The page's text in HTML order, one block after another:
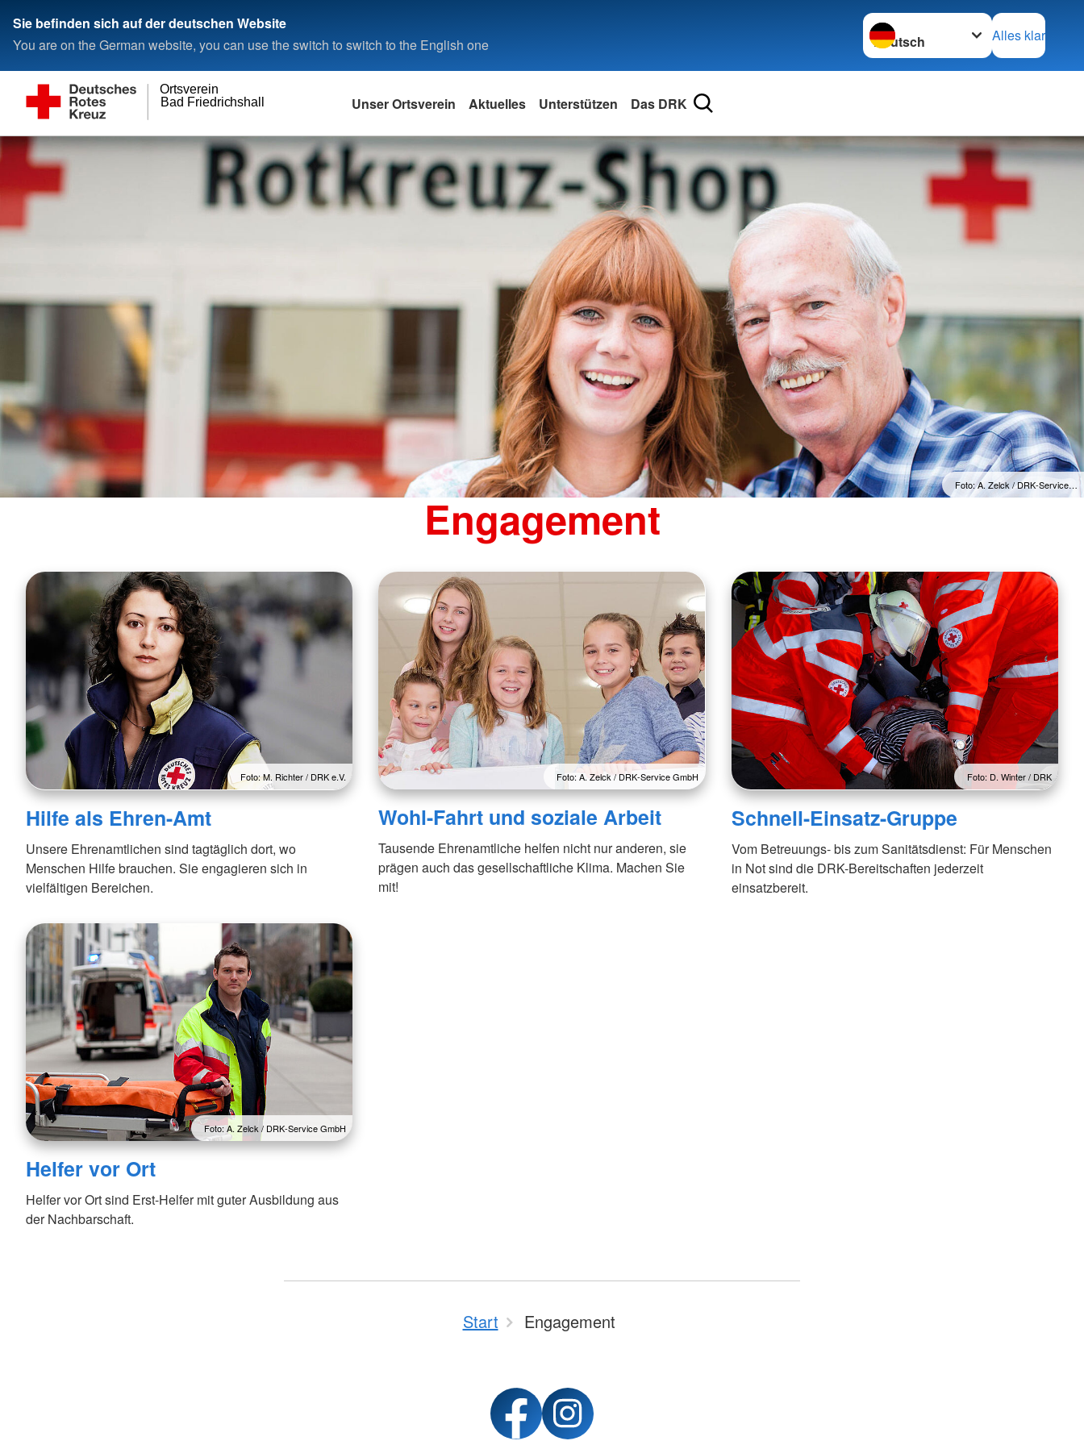
Sie befinden sich auf der deutschen Website
You are on the German website, you can use the switch to switch to the English one
Sprache wechseln zu
Alles klar
Bad Friedrichshall
Ortsverein
Unser Ortsverein Aktuelles Unterstützen Das DRK
Foto: A. Zelck / DRK-Service…
Engagement
Foto: M. Richter / DRK e.V.
Hilfe als Ehren-Amt
Unsere Ehrenamtlichen sind tagtäglich dort, wo
Menschen Hilfe brauchen. Sie engagieren sich in
vielfältigen Bereichen.
Foto: A. Zelck / DRK-Service GmbH
Wohl-Fahrt und soziale Arbeit
Tausende Ehrenamtliche helfen nicht nur anderen, sie
prägen auch das gesellschaftliche Klima. Machen Sie
mit!
Foto: D. Winter / DRK
Schnell-Einsatz-Gruppe
Vom Betreuungs- bis zum Sanitätsdienst: Für Menschen
in Not sind die DRK-Bereitschaften jederzeit
einsatzbereit.
Foto: A. Zelck / DRK-Service GmbH
Helfer vor Ort
Helfer vor Ort sind Erst-Helfer mit guter Ausbildung aus
der Nachbarschaft.
Start Engagement